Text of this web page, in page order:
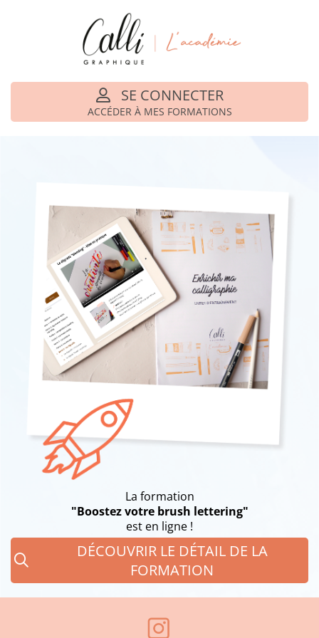
SE CONNECTER
ACCÉDER À MES FORMATIONS
La formation
"Boostez votre brush lettering"
est en ligne !
DÉCOUVRIR LE DÉTAIL DE LA
FORMATION